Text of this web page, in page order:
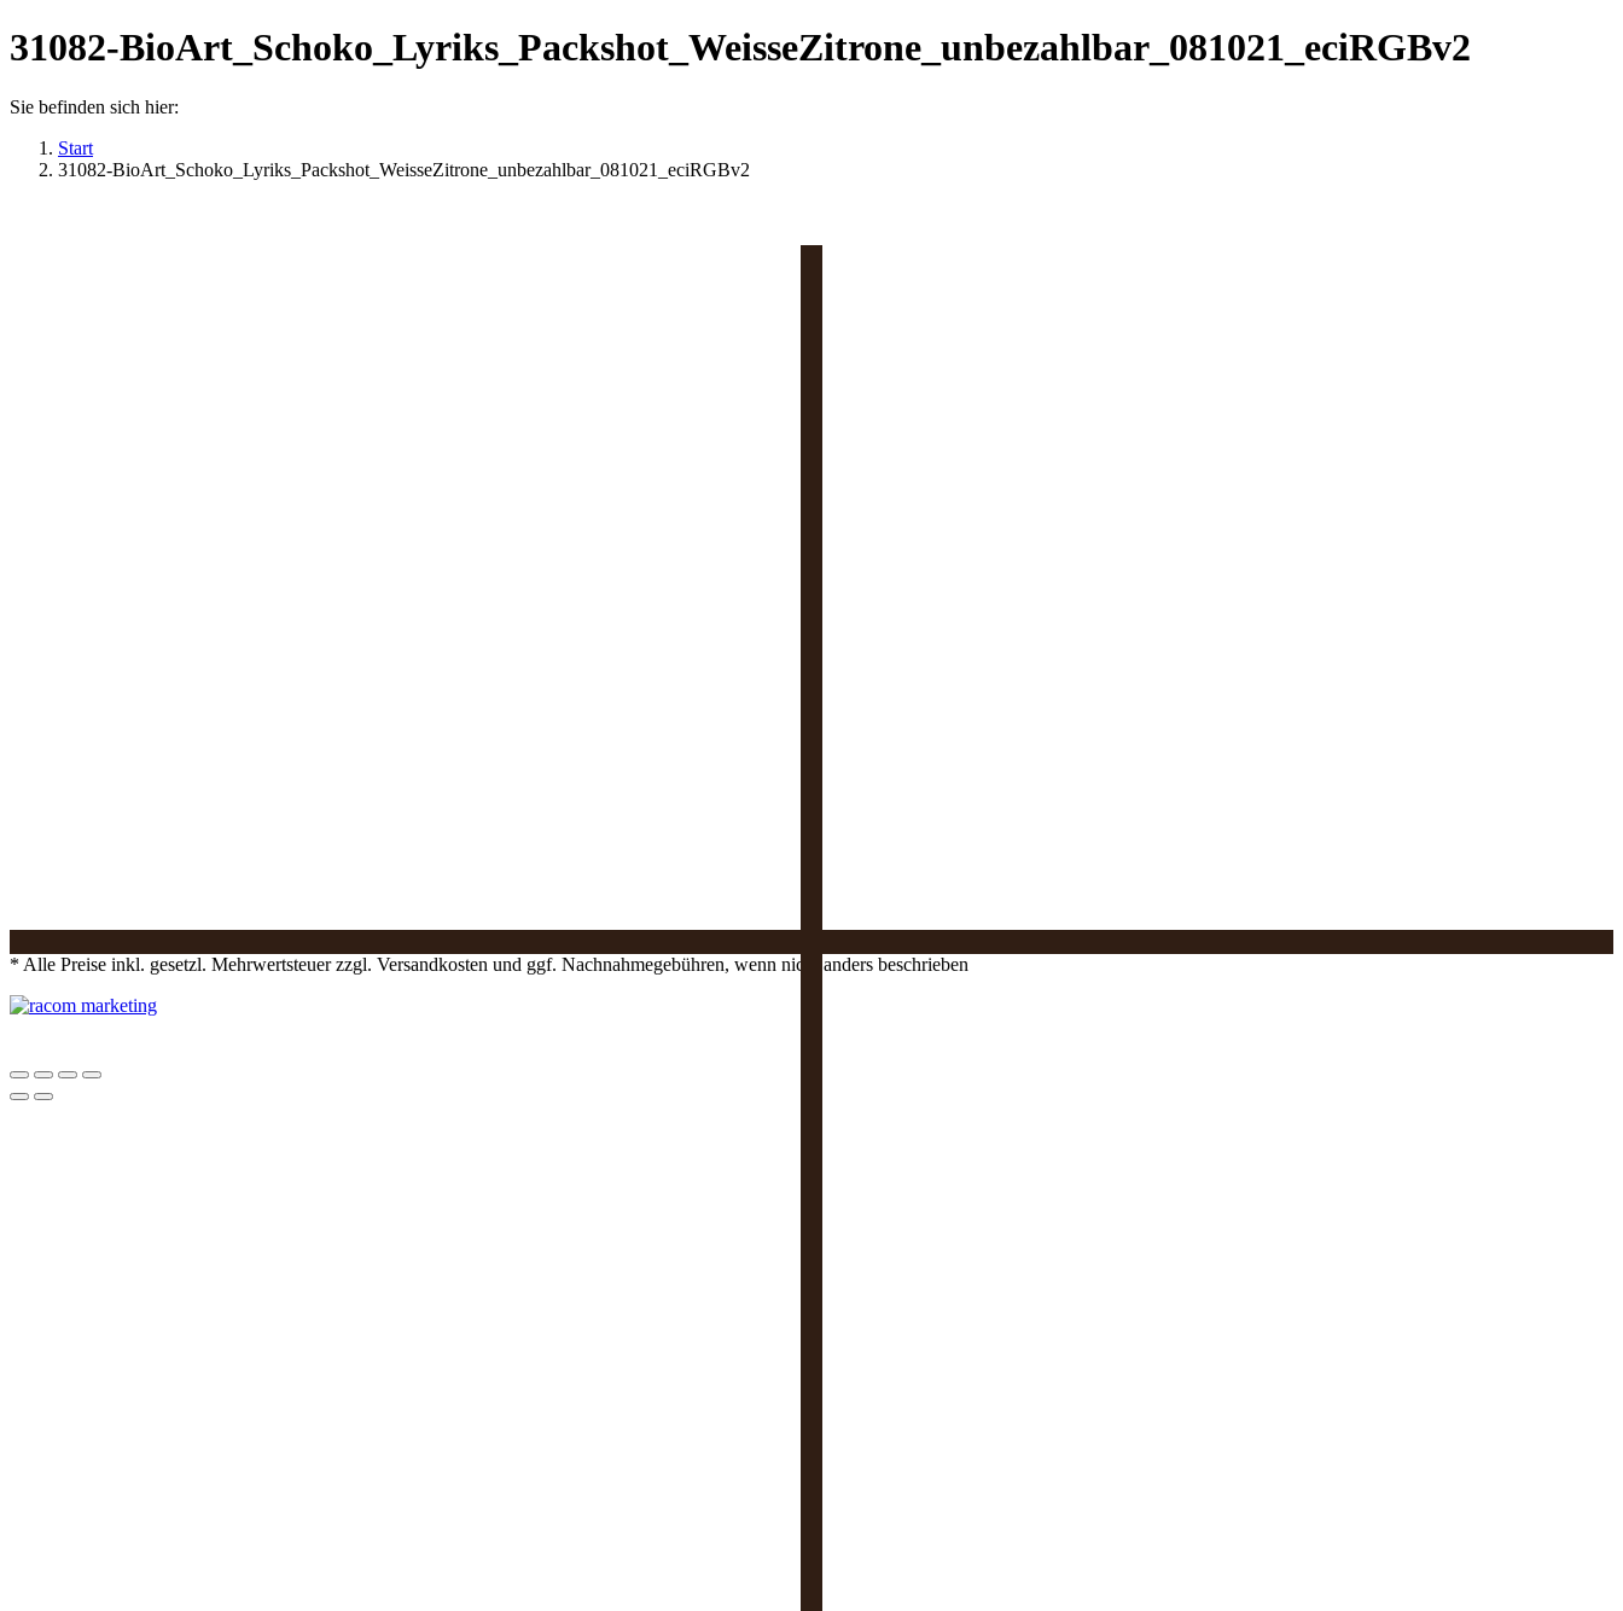
31082-BioArt_Schoko_Lyriks_Packshot_WeisseZitrone_unbezahlbar_081021_eciRGBv2
Sie befinden sich hier:
Start
31082-BioArt_Schoko_Lyriks_Packshot_WeisseZitrone_unbezahlbar_081021_eciRGBv2
* Alle Preise inkl. gesetzl. Mehrwertsteuer zzgl. Versandkosten und ggf. Nachnahmegebühren, wenn nicht anders beschrieben